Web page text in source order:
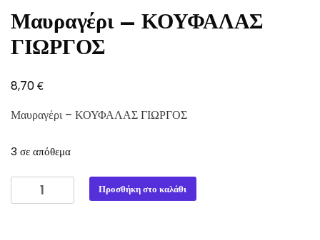
Μαυραγέρι – ΚΟΥΦΑΛΑΣ
ΓΙΩΡΓΟΣ
8,70€
Μαυραγέρι – ΚΟΥΦΑΛΑΣ ΓΙΩΡΓΟΣ
3 σε απόθεμα
Μαυραγέρι
-
Προσθήκη στο καλάθι